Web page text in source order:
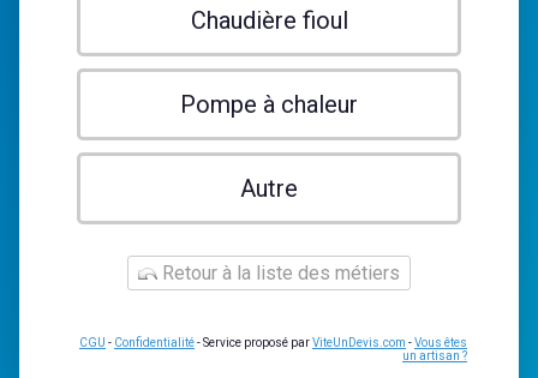
Chaudière fioul
Pompe à chaleur
Autre
Retour à la liste des métiers
CGU - Confidentialité- Service proposé parViteUnDevis.com -Vous êtes
un artisan ?